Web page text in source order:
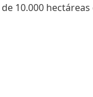
10.000